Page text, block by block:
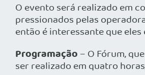
O evento será realizado em
pressionados pelas
então é interessante que
Programação – O Fórum,
ser realizado em quatro